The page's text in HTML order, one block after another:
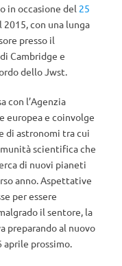
in occasione del 25
2015, con una lunga
presso il
Cambridge e
dello Jwst.
con l’Agenzia
europea e coinvolge
di astronomi tra cui
scientifica che
di nuovi pianeti
anno. Aspettative
per essere
il sentore, la
preparando al nuovo
aprile prossimo.